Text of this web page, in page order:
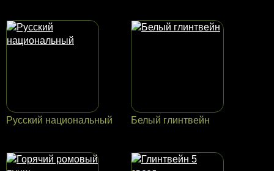
Русский национальный Белый глинтвейн